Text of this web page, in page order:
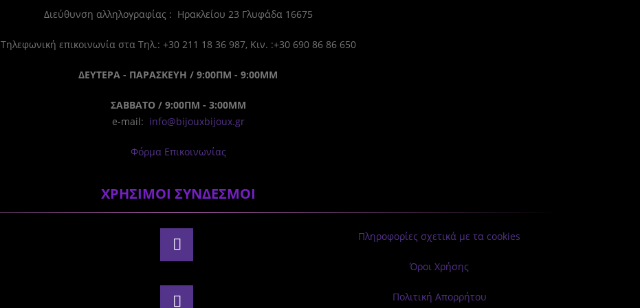
Διεύθυνση αλληλογραφίας : Ηρακλείου 23 Γλυφάδα 16675
Tηλεφωνική επικοινωνία στα Τηλ.: +30 211 18 36 987, Κιν. :+30 690 86 86 650
ΔΕΥΤΕΡΑ - ΠΑΡΑΣΚΕΥΗ / 9:00ΠΜ - 9:00ΜΜ
ΣΑΒΒΑΤΟ / 9:00ΠΜ - 3:00ΜΜ
e-mail: info@bijouxbijoux.gr
Φόρμα Επικοινωνίας
ΧΡΗΣΙΜΟΙ ΣΥΝΔΕΣΜΟΙ
Πληροφορίες σχετικά με τα cookies
Όροι Χρήσης
Πολιτική Απορρήτου